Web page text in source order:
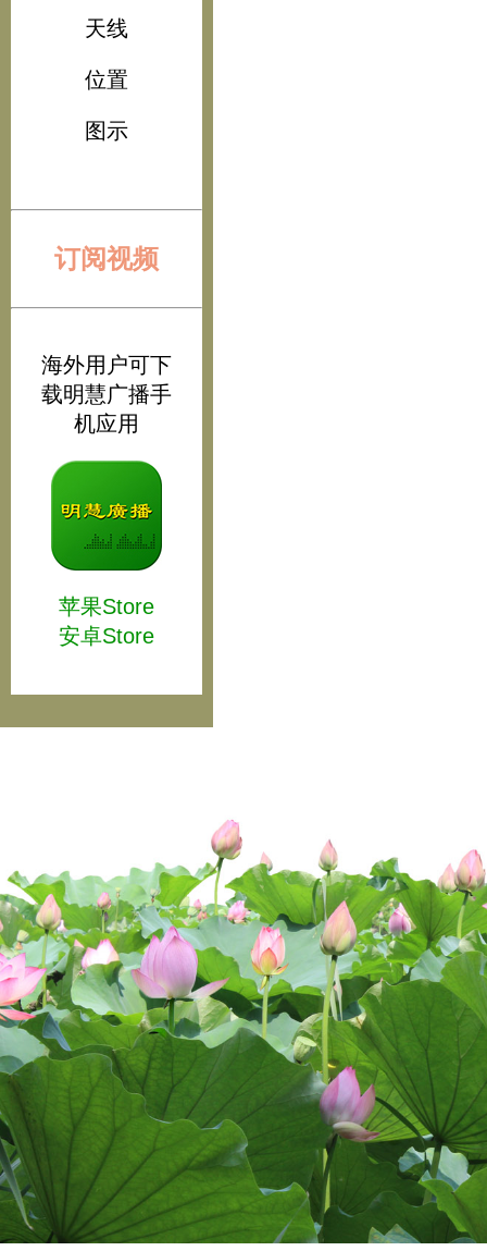
天线
位置
图示
订阅视频
海外用户可下
载明慧广播手
机应用
苹果Store
安卓Store